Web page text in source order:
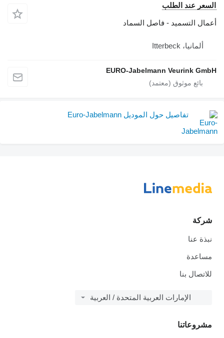
السعر عند الطلب
أعمال التسميد - فاصل السماد
ألمانيا، Itterbeck
EURO-Jabelmann Veurink GmbH
تفاصيل حول الموديل Euro-Jabelmann
شركة
نبذة عنا
مساعدة
للاتصال بنا
الإمارات العربية المتحدة / العربية
مشروعاتنا